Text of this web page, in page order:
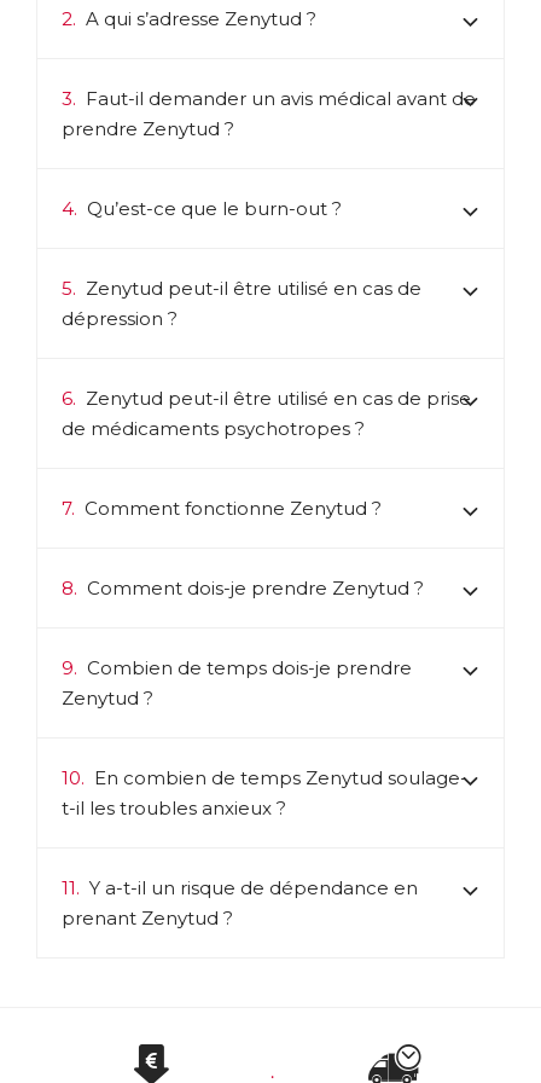
Télécharger la fiche produit
2. A qui s’adresse Zenytud ?
3. Faut-il demander un avis médical avant de
prendre Zenytud ?
4. Qu’est-ce que le burn-out ?
5. Zenytud peut-il être utilisé en cas de
dépression ?
6. Zenytud peut-il être utilisé en cas de prise
de médicaments psychotropes ?
7. Comment fonctionne Zenytud ?
8. Comment dois-je prendre Zenytud ?
9. Combien de temps dois-je prendre
Zenytud ?
10. En combien de temps Zenytud soulage-
t-il les troubles anxieux ?
11. Y a-t-il un risque de dépendance en
prenant Zenytud ?